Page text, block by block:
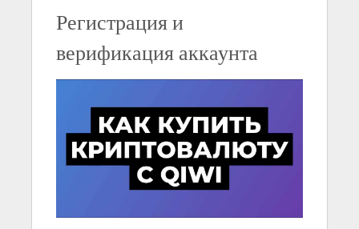
Регистрация и
верификация аккаунта